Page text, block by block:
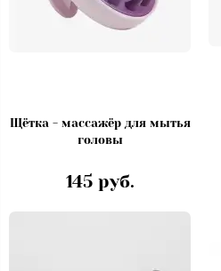
Щётка - массажёр для мытья
головы
145 руб.